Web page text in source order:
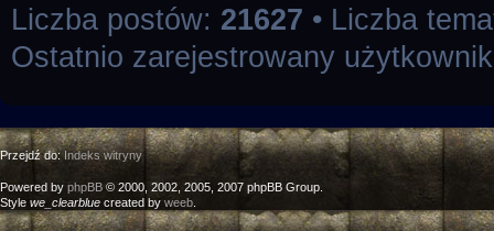
Liczba postów: 21627 • Liczba
Ostatnio zarejestrowany
Przejdź do:Indeks witryny
Powered by phpBB © 2000, 2002, 2005, 2007 phpBB Group.
Style we_clearblue created by weeb